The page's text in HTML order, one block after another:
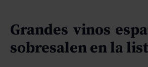
Grandes vinos
sobresalen en la